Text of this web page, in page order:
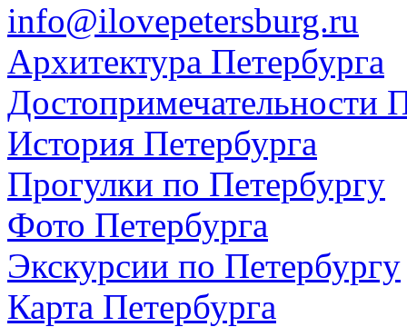
info@ilovepetersburg.ru
Архитектура Петербурга
Достопримечательности
История Петербурга
Прогулки по Петербургу
Фото Петербурга
Экскурсии по Петербургу
Карта Петербурга